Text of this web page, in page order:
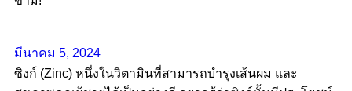
มีนาคม 5, 2024
ซิงก์ (Zinc) หนึ่งในวิตามินที่สามารถบำรุงเส้นผม และ